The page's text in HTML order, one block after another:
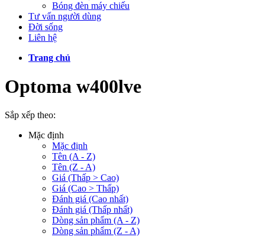
Bóng đèn máy chiếu
Tư vấn người dùng
Đời sống
Liên hệ
Trang chủ
Optoma w400lve
Sắp xếp theo:
Mặc định
Mặc định
Tên (A - Z)
Tên (Z - A)
Giá (Thấp > Cao)
Giá (Cao > Thấp)
Đánh giá (Cao nhất)
Đánh giá (Thấp nhất)
Dòng sản phẩm (A - Z)
Dòng sản phẩm (Z - A)